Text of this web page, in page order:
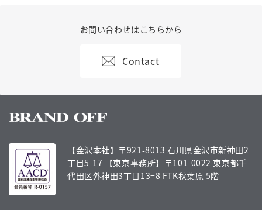
【金沢本社】〒921-8013 石川県金沢市新神田2
丁目5-17
【東京事務所】〒101-0022 東京都千
代田区外神田3丁目13−8 FTK秋葉原 5階
お問い合わせはこちらから
Contact